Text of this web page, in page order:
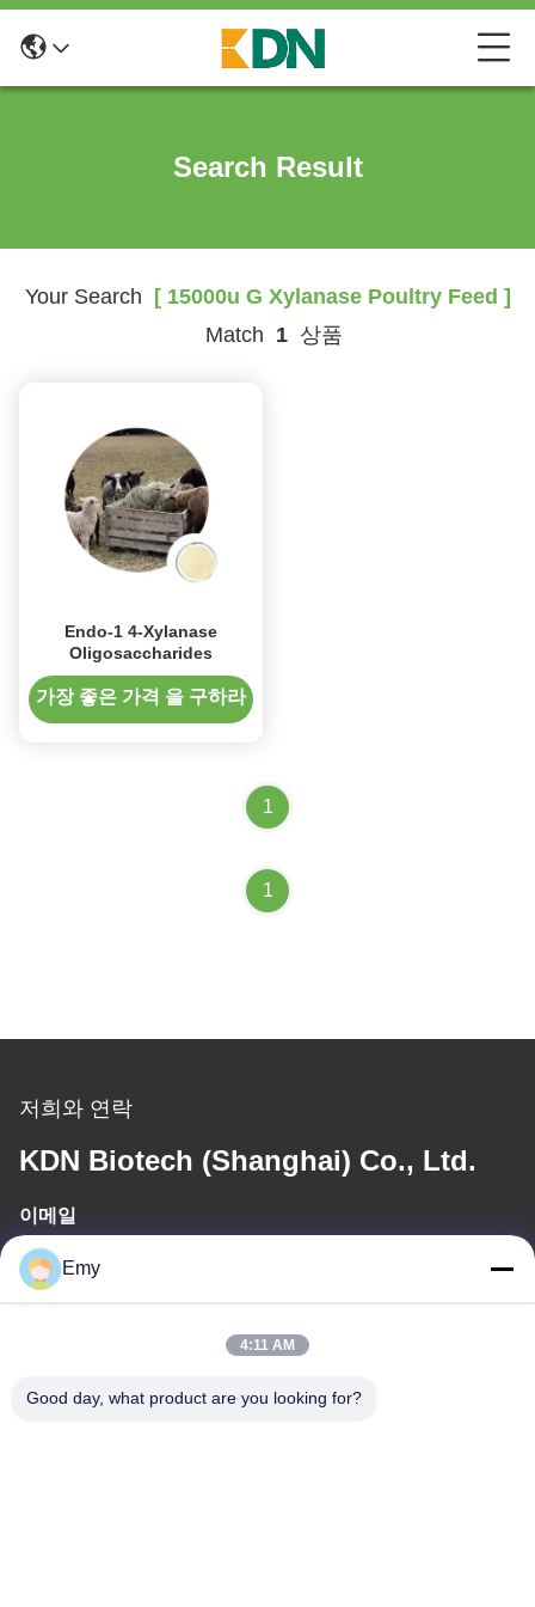
Search Result
Your Search [ 15000u G Xylanase Poultry Feed ]
Match 1상품
Endo-1 4-Xylanase
Oligosaccharides
가장 좋은 가격 을 구하라
1
1
저희와 연락
KDN Biotech (Shanghai) Co., Ltd.
이메일
panxy@vlandgroup.com
우리 주소
Emy
4:11 AM
Good day, what product are you looking for?